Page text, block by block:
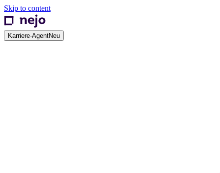
Skip to content
Karriere-AgentNeu